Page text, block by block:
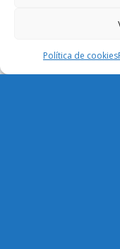
Política de cookies